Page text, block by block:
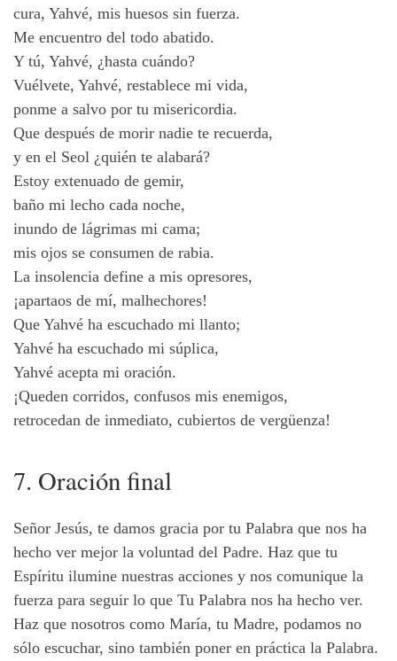
cura, Yahvé, mis huesos sin fuerza.
Me encuentro del todo abatido.
Y tú, Yahvé, ¿hasta cuándo?
Vuélvete, Yahvé, restablece mi vida,
ponme a salvo por tu misericordia.
Que después de morir nadie te recuerda,
y en el Seol ¿quién te alabará?
Estoy extenuado de gemir,
baño mi lecho cada noche,
inundo de lágrimas mi cama;
mis ojos se consumen de rabia.
La insolencia define a mis opresores,
¡apartaos de mí, malhechores!
Que Yahvé ha escuchado mi llanto;
Yahvé ha escuchado mi súplica,
Yahvé acepta mi oración.
¡Queden corridos, confusos mis enemigos,
retrocedan de inmediato, cubiertos de vergüenza!
7. Oración final
Señor Jesús, te damos gracia por tu Palabra que nos ha
hecho ver mejor la voluntad del Padre. Haz que tu
Espíritu ilumine nuestras acciones y nos comunique la
fuerza para seguir lo que Tu Palabra nos ha hecho ver.
Haz que nosotros como María, tu Madre, podamos no
sólo escuchar, sino también poner en práctica la Palabra.